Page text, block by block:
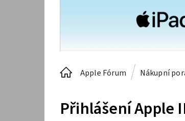
Apple Fórum Nákupní
Přihlášení Apple